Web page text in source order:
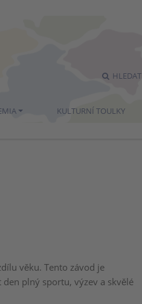
HLEDAT
KULTURNÍ TOULKY
věku. Tento závod je
plný sportu, výzev a skvělé